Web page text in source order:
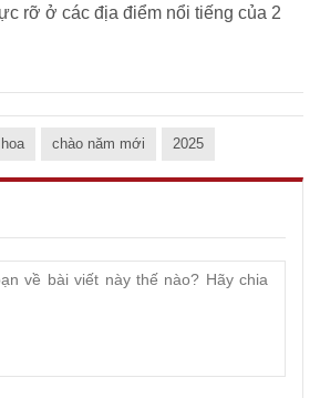
rỡ ở các địa điểm nổi tiếng của 2
chào năm mới 2025